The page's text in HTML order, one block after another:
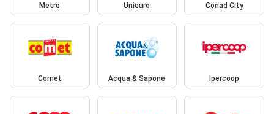
Metro Unieuro Conad City
Comet Acqua & Sapone Ipercoop